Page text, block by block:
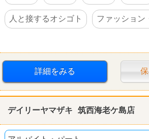
人と接するオシゴト ファッション
詳細をみる
デイリーヤマザキ 筑西海老ケ島店